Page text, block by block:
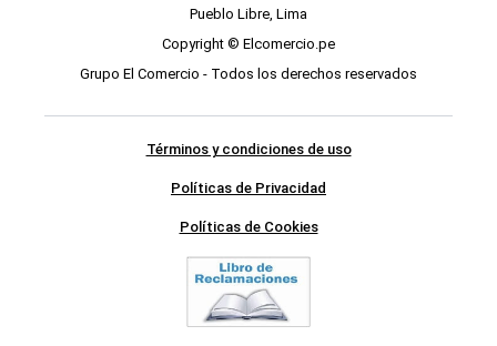
Pueblo Libre, Lima
Copyright © Elcomercio.pe
Grupo El Comercio - Todos los derechos reservados
Términos y condiciones de uso
Políticas de Privacidad
Políticas de Cookies